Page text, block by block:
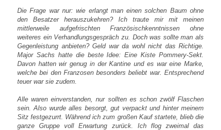
Die Frage war nur: wie erlangt man einen solchen Baum ohne
den Besatzer herauszukehren? Ich traute mir mit meinen
mittlerweile aufgefrischten Französischkenntnissen ohne
weiteres ein Verhandlungsgespräch zu. Doch was sollte man als
Gegenleistung anbieten? Geld war da wohl nicht das Richtige.
Major Sachs hatte die beste Idee: Eine Kiste Pommery-Sekt.
Davon hatten wir genug in der Kantine und es war eine Marke,
welche bei den Franzosen besonders beliebt war. Entsprechend
teuer war sie zudem.
Alle waren einverstanden, nur sollten es schon zwölf Flaschen
sein. Also wurde alles besorgt, gut verpackt und hinter meinem
Sitz festgezurrt. Während ich zum großen Kauf startete, blieb die
ganze Gruppe voll Erwartung zurück. Ich flog zweimal das